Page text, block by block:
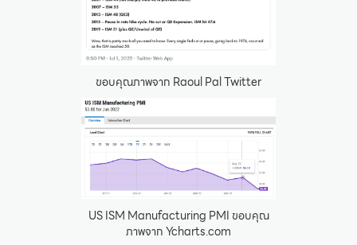
ขอบคุณภาพจาก Raoul Pal Twitter
US ISM Manufacturing PMI ขอบคุณ
ภาพจาก Ycharts.com